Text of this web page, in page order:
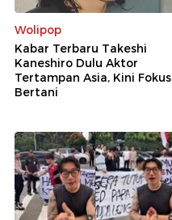
Wolipop
Kabar Terbaru Takeshi
Kaneshiro Dulu Aktor
Tertampan Asia, Kini Fokus
Bertani